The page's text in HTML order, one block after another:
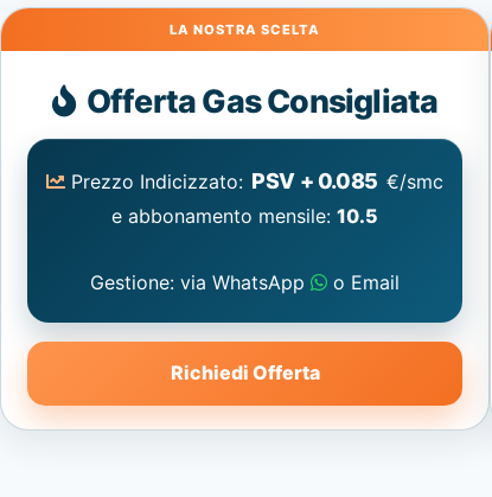
Gas
Offerta Gas Consigliata
Prezzo Indicizzato: PSV + 0.085 €/smc
e abbonamento mensile:10.5
Gestione: via WhatsApp o Email
Richiedi Offerta